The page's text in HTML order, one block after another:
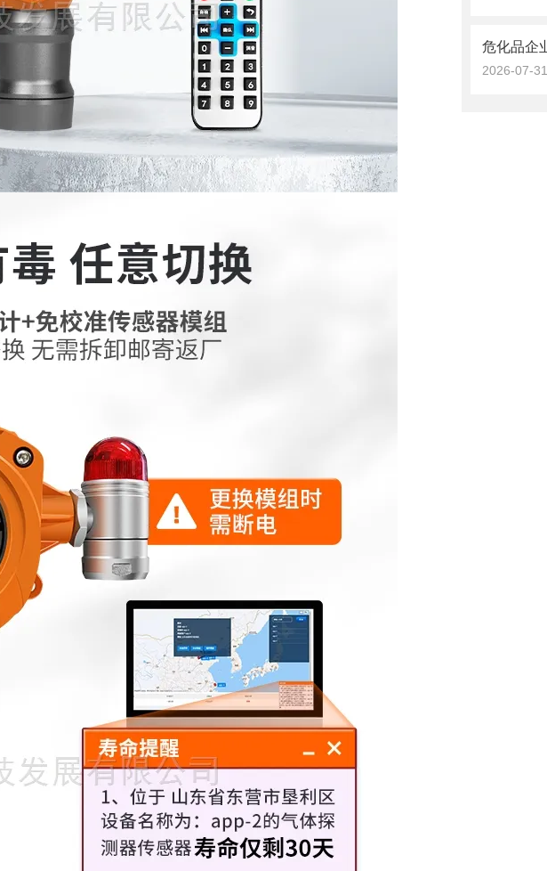
2026-07-31